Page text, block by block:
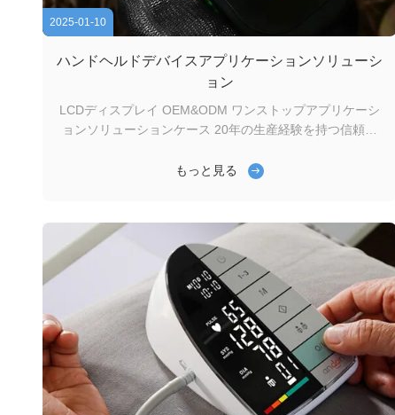
2025-01-10
ハンドヘルドデバイスアプリケーションソリューシ
ョン
LCDディスプレイ OEM&ODM ワンストップアプリケーシ
ョンソリューションケース 20年の生産経験を持つ信頼さ
カスタマイズされた高性能LCDソリューションを提供して
確保するための高可視性ディスプレイ. ハンドヘルドデバ
イス向けジェニュウのLCDの特徴 1高い可読性と可視性 陽
光で読めるオプション 高コントラストと広い視角で読みや
すい. 抗輝や反射性コーティングが利用可能 2超低電力消
費量 モノクロムLCD,TFTLCDデ...
もっと見る